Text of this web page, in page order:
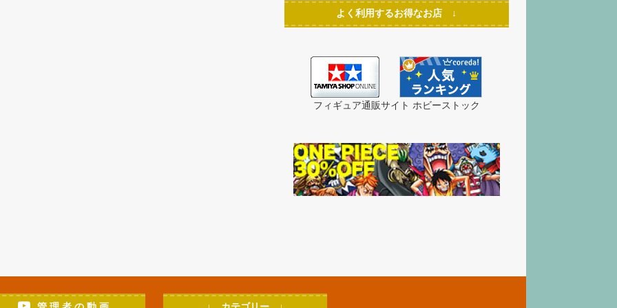
よく利用するお得なお店 ↓
フィギュア通販サイト ホビーストック